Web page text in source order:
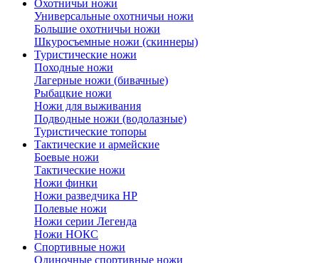
Охотничьи ножи
Универсальные охотничьи ножи
Большие охотничьи ножи
Шкуросъемные ножи (скиннеры)
Туристические ножи
Походные ножи
Лагерные ножи (бивачные)
Рыбацкие ножи
Ножи для выживания
Подводные ножи (водолазные)
Туристические топоры
Тактические и армейские
Боевые ножи
Тактические ножи
Ножи финки
Ножи разведчика НР
Полевые ножи
Ножи серии Легенда
Ножи НОКС
Спортивные ножи
Одиночные спортивные ножи